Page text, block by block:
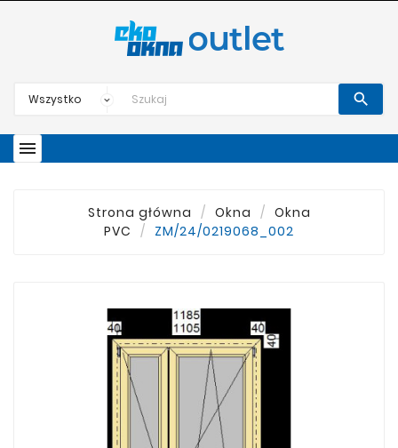


Strona główna Okna
Okna
PVC
ZM/24/0219068_002